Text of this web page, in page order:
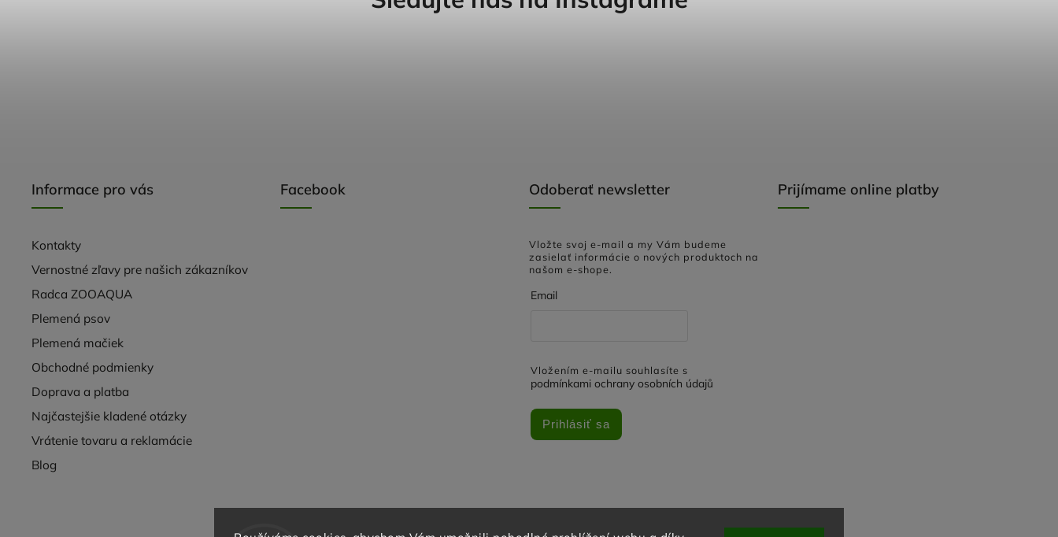
Informace pro vás
Kontakty
Vernostné zľavy pre našich zákazníkov
Radca ZOOAQUA
Plemená psov
Plemená mačiek
Obchodné podmienky
Doprava a platba
Najčastejšie kladené otázky
Vrátenie tovaru a reklamácie
Blog
Facebook Odoberať newsletter
Vložte svoj e-mail a my Vám budeme
zasielať informácie o nových produktoch na
našom e-shope.
Email
Vložením e-mailu souhlasíte s
podmínkami ochrany osobních údajů
Prihlásiť sa
Prijímame online platby